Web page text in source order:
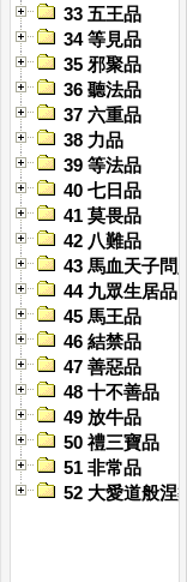
33 五王品
34 等見品
35 邪聚品
36 聽法品
37 六重品
38 力品
39 等法品
40 七日品
41 莫畏品
42 八難品
43 馬血天子問
44 九眾生居品
45 馬王品
46 結禁品
47 善惡品
48 十不善品
49 放牛品
50 禮三寶品
51 非常品
52 大愛道般涅